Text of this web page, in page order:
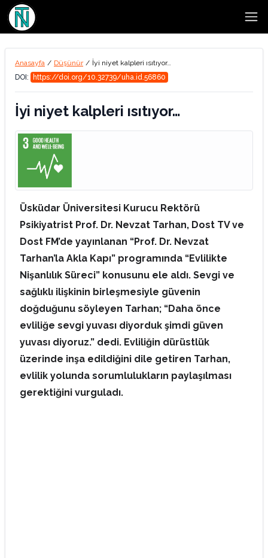
Anasayfa / Düşünür / İyi niyet kalpleri ısıtıyor…
DOI:
https://doi.org/10.32739/uha.id.56860
İyi niyet kalpleri ısıtıyor…
Üsküdar Üniversitesi Kurucu Rektörü
Psikiyatrist Prof. Dr. Nevzat Tarhan, Dost TV ve
Dost FM’de yayınlanan “Prof. Dr. Nevzat
Tarhan’la Akla Kapı” programında “Evlilikte
Nişanlılık Süreci” konusunu ele aldı. Sevgi ve
sağlıklı ilişkinin birleşmesiyle güvenin
doğduğunu söyleyen Tarhan; “Daha önce
evliliğe sevgi yuvası diyorduk şimdi güven
yuvası diyoruz.” dedi. Evliliğin dürüstlük
üzerinde inşa edildiğini dile getiren Tarhan,
evlilik yolunda sorumlulukların paylaşılması
gerektiğini vurguladı.